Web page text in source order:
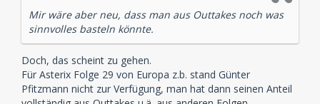
Mir wäre aber neu, dass man aus Outtakes noch was
sinnvolles basteln könnte.
Doch, das scheint zu gehen.
Für Asterix Folge 29 von Europa z.b. stand Günter
Pfitzmann nicht zur Verfügung, man hat dann seinen Anteil